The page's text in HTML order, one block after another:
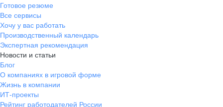
Готовое резюме
Все сервисы
Хочу у вас работать
Производственный календарь
Экспертная рекомендация
Новости и статьи
Блог
О компаниях в игровой форме
Жизнь в компании
ИТ-проекты
Рейтинг работодателей России